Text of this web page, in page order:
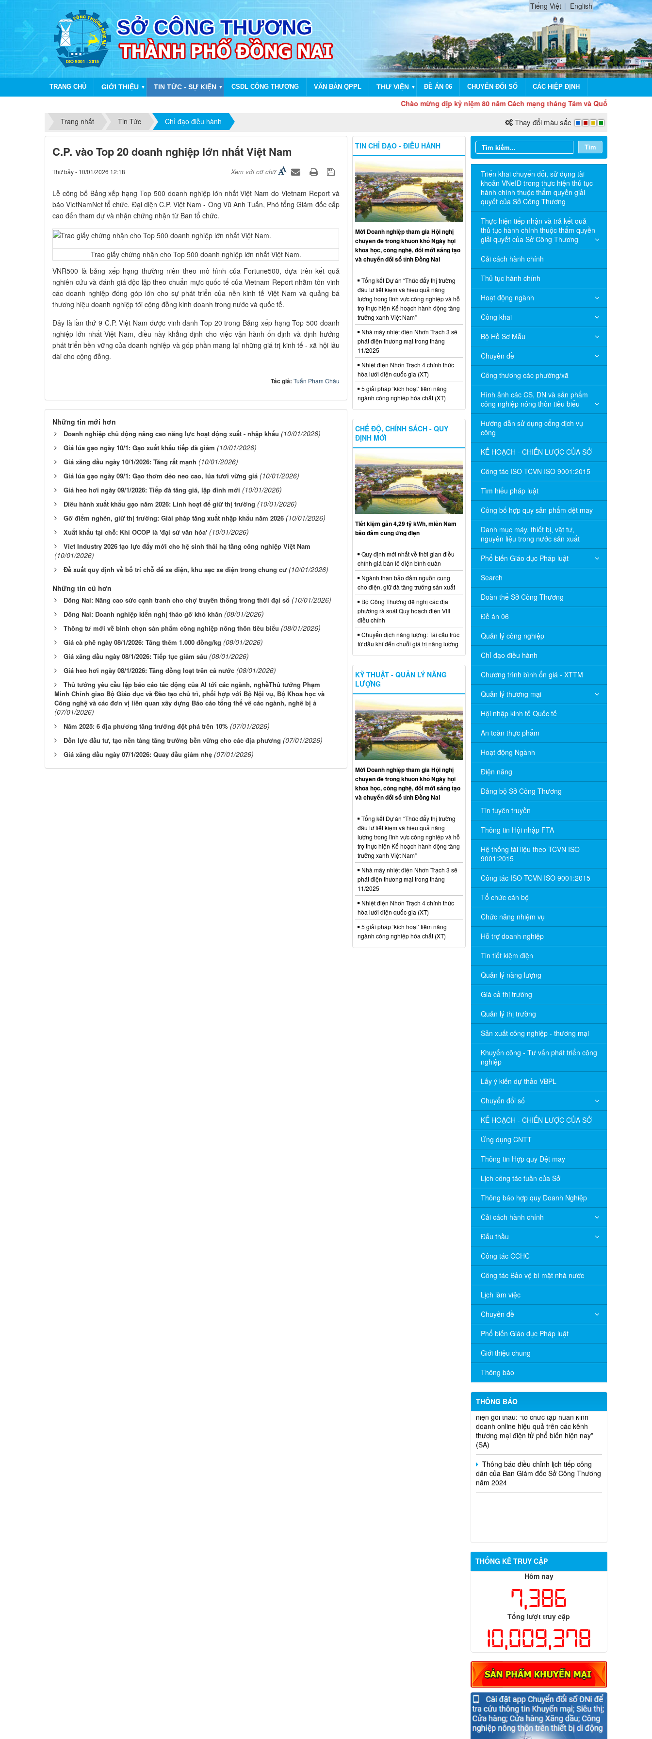
Tiếng Việt English
TRANG CHỦ GIỚI THIỆU ▼ TIN TỨC - SỰ KIỆN ▼ CSDL CÔNG THƯƠNG VĂN BẢN QPPL THƯ VIỆN ▼ ĐỀ ÁN 06 CHUYỂN ĐỔI SỐ CÁC HIỆP ĐỊNH
Chào mừng dịp kỷ niệm 80 năm Cách mạng tháng Tám và Quốc khánh 2/9
Trang nhất
Tin Tức Chỉ đạo điều hành Thay đổi màu sắc
C.P. vào Top 20 doanh nghiệp lớn nhất Việt Nam
Thứ bảy - 10/01/2026 12:18 Xem với cỡ chữ
Lễ công bố Bảng xếp hạng Top 500 doanh nghiệp lớn nhất Việt Nam do Vietnam Report và
báo VietNamNet tổ chức. Đại diện C.P. Việt Nam - Ông Vũ Anh Tuấn, Phó tổng Giám đốc cấp
cao đến tham dự và nhận chứng nhận từ Ban tổ chức.
Trao giấy chứng nhận cho Top 500 doanh nghiệp lớn nhất Việt Nam.
VNR500 là bảng xếp hạng thường niên theo mô hình của Fortune500, dựa trên kết quả
nghiên cứu và đánh giá độc lập theo chuẩn mực quốc tế của Vietnam Report nhằm tôn vinh
các doanh nghiệp đóng góp lớn cho sự phát triển của nền kinh tế Việt Nam và quảng bá
thương hiệu doanh nghiệp tới cộng đồng kinh doanh trong nước và quốc tế.
Đây là lần thứ 9 C.P. Việt Nam được vinh danh Top 20 trong Bảng xếp hạng Top 500 doanh
nghiệp lớn nhất Việt Nam, điều này khẳng định cho việc vận hành ổn định và định hướng
phát triển bền vững của doanh nghiệp và góp phần mang lại những giá trị kinh tế - xã hội lâu
dài cho cộng đồng.
Tác giả: Tuấn Phạm Châu
Những tin mới hơn
Doanh nghiệp chủ động nâng cao năng lực hoạt động xuất - nhập khẩu (10/01/2026)
Giá lúa gạo ngày 10/1: Gạo xuất khẩu tiếp đà giảm (10/01/2026)
Giá xăng dầu ngày 10/1/2026: Tăng rất mạnh (10/01/2026)
Giá lúa gạo ngày 09/1: Gạo thơm dẻo neo cao, lúa tươi vững giá (10/01/2026)
Giá heo hơi ngày 09/1/2026: Tiếp đà tăng giá, lập đỉnh mới (10/01/2026)
Điều hành xuất khẩu gạo năm 2026: Linh hoạt để giữ thị trường (10/01/2026)
Gỡ điểm nghẽn, giữ thị trường: Giải pháp tăng xuất nhập khẩu năm 2026 (10/01/2026)
Xuất khẩu tại chỗ: Khi OCOP là 'đại sứ văn hóa' (10/01/2026)
Viet Industry 2026 tạo lực đẩy mới cho hệ sinh thái hạ tầng công nghiệp Việt Nam
(10/01/2026)
Đề xuất quy định về bố trí chỗ để xe điện, khu sạc xe điện trong chung cư (10/01/2026)
Những tin cũ hơn
Đồng Nai: Nâng cao sức cạnh tranh cho chợ truyền thống trong thời đại số (10/01/2026)
Đồng Nai: Doanh nghiệp kiến nghị tháo gỡ khó khăn (08/01/2026)
Thông tư mới về bình chọn sản phẩm công nghiệp nông thôn tiêu biểu (08/01/2026)
Giá cà phê ngày 08/1/2026: Tăng thêm 1.000 đồng/kg (08/01/2026)
Giá xăng dầu ngày 08/1/2026: Tiếp tục giảm sâu (08/01/2026)
Giá heo hơi ngày 08/1/2026: Tăng đồng loạt trên cả nước (08/01/2026)
Thủ tướng yêu cầu lập báo cáo tác động của AI tới các ngành, nghềThủ tướng Phạm
Minh Chính giao Bộ Giáo dục và Đào tạo chủ trì, phối hợp với Bộ Nội vụ, Bộ Khoa học và
Công nghệ và các đơn vị liên quan xây dựng Báo cáo tổng thể về các ngành, nghề bị ả
(07/01/2026)
Năm 2025: 6 địa phương tăng trưởng đột phá trên 10% (07/01/2026)
Dồn lực đầu tư, tạo nền tảng tăng trưởng bền vững cho các địa phương (07/01/2026)
Giá xăng dầu ngày 07/1/2026: Quay đầu giảm nhẹ (07/01/2026)
Tìm
Triển khai chuyển đổi, sử dụng tài
khoản VNeID trong thực hiện thủ tục
hành chính thuộc thẩm quyền giải
quyết của Sở Công Thương
Thực hiện tiếp nhận và trả kết quả
thủ tục hành chính thuộc thẩm quyền
giải quyết của Sở Công Thương
Cải cách hành chính
Thủ tục hành chính
Hoạt động ngành
Công khai
Bộ Hồ Sơ Mẫu
Chuyên đề
Công thương các phường/xã
Hình ảnh các CS, DN và sản phẩm
công nghiệp nông thôn tiêu biểu
Hướng dẫn sử dụng cổng dịch vụ
công
KẾ HOẠCH - CHIẾN LƯỢC CỦA SỞ
Công tác ISO TCVN ISO 9001:2015
Tìm hiểu pháp luật
Công bố hợp quy sản phẩm dệt may
Danh mục máy, thiết bị, vật tư,
nguyên liệu trong nước sản xuất
Phổ biến Giáo dục Pháp luật
Search
Đoàn thể Sở Công Thương
Đề án 06
Quản lý công nghiệp
Chỉ đạo điều hành
Chương trình bình ổn giá - XTTM
Quản lý thương mại
Hội nhập kinh tế Quốc tế
An toàn thực phẩm
Hoạt động Ngành
Điện năng
Đảng bộ Sở Công Thương
Tin tuyên truyền
Thông tin Hội nhập FTA
Hệ thống tài liệu theo TCVN ISO
9001:2015
Công tác ISO TCVN ISO 9001:2015
Tổ chức cán bộ
Chức năng nhiệm vụ
Hỗ trợ doanh nghiệp
Tin tiết kiệm điện
Quản lý năng lượng
Giá cả thị trường
Quản lý thị trường
Sản xuất công nghiệp - thương mại
Khuyến công - Tư vấn phát triển công
nghiệp
Lấy ý kiến dự thảo VBPL
Chuyển đổi số
KẾ HOẠCH - CHIẾN LƯỢC CỦA SỞ
Ứng dụng CNTT
Thông tin Hợp quy Dệt may
Lịch công tác tuần của Sở
Thông báo hợp quy Doanh Nghiệp
Cải cách hành chính
Đấu thầu
Công tác CCHC
Công tác Bảo vệ bí mật nhà nước
Lịch làm việc
Chuyên đề
Phổ biến Giáo dục Pháp luật
Giới thiệu chung
Thông báo
THÔNG BÁO
V/v đề nghị báo cáo hệ thống phân
phối, nhãn hiệu hàng hóa và hoạt động
mua bán khí trên địa bàn tỉnh năm 2025
(nhắc lần 2).
Thông báo bán thanh lý tài sản công
theo hình thức chỉ định
Thông báo lựa chọn nhà thầu thực
hiện gói thầu: “tổ chức tập huấn kinh
doanh online hiệu quả trên các kênh
thương mại điện tử phổ biến hiện nay”
(SA)
Thông báo điều chỉnh lịch tiếp công
dân của Ban Giám đốc Sở Công Thương
năm 2024
THỐNG KÊ TRUY CẬP
Hôm nay
7,386
Tổng lượt truy cập
10,009,378
TIN CHỈ ĐẠO - ĐIỀU HÀNH
Mời Doanh nghiệp tham gia Hội nghị
chuyên đề trong khuôn khổ Ngày hội
khoa học, công nghệ, đổi mới sáng tạo
và chuyển đổi số tỉnh Đồng Nai
Tổng kết Dự án “Thúc đẩy thị trường
đầu tư tiết kiệm và hiệu quả năng
lượng trong lĩnh vực công nghiệp và hỗ
trợ thực hiện Kế hoạch hành động tăng
trưởng xanh Việt Nam”
Nhà máy nhiệt điện Nhơn Trạch 3 sẽ
phát điện thương mại trong tháng
11/2025
Nhiệt điện Nhơn Trạch 4 chính thức
hòa lưới điện quốc gia (XT)
5 giải pháp ‘kích hoạt’ tiềm năng
ngành công nghiệp hóa chất (XT)
CHẾ ĐỘ, CHÍNH SÁCH - QUY
ĐỊNH MỚI
Tiết kiệm gần 4,29 tỷ kWh, miền Nam
bảo đảm cung ứng điện
Quy định mới nhất về thời gian điều
chỉnh giá bán lẻ điện bình quân
Ngành than bảo đảm nguồn cung
cho điện, giữ đà tăng trưởng sản xuất
Bộ Công Thương đề nghị các địa
phương rà soát Quy hoạch điện VIII
điều chỉnh
Chuyển dịch năng lượng: Tái cấu trúc
từ dầu khí đến chuỗi giá trị năng lượng
KỸ THUẬT - QUẢN LÝ NĂNG
LƯỢNG
Mời Doanh nghiệp tham gia Hội nghị
chuyên đề trong khuôn khổ Ngày hội
khoa học, công nghệ, đổi mới sáng tạo
và chuyển đổi số tỉnh Đồng Nai
Tổng kết Dự án “Thúc đẩy thị trường
đầu tư tiết kiệm và hiệu quả năng
lượng trong lĩnh vực công nghiệp và hỗ
trợ thực hiện Kế hoạch hành động tăng
trưởng xanh Việt Nam”
Nhà máy nhiệt điện Nhơn Trạch 3 sẽ
phát điện thương mại trong tháng
11/2025
Nhiệt điện Nhơn Trạch 4 chính thức
hòa lưới điện quốc gia (XT)
5 giải pháp ‘kích hoạt’ tiềm năng
ngành công nghiệp hóa chất (XT)